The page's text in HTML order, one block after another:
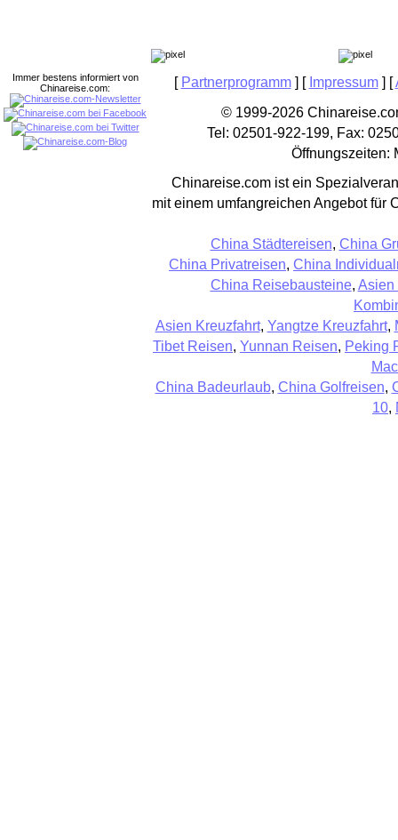
[ Partnerprogramm] [ Impressum] [
© 1999-2026
Tel: 02501-922-199, Fax:
Öffnungszeiten:
Chinareise.com ist ein
mit einem umfangreichen Angebot für
China Städtereisen, China
China Privatreisen, China
China Reisebausteine, Asien
Asien Kreuzfahrt, Yangtze Kreuzfahrt,
Tibet Reisen, Yunnan Reisen, Peking
China Badeurlaub, China Golfreisen,
10,
Immer bestens informiert von
Chinareise.com: